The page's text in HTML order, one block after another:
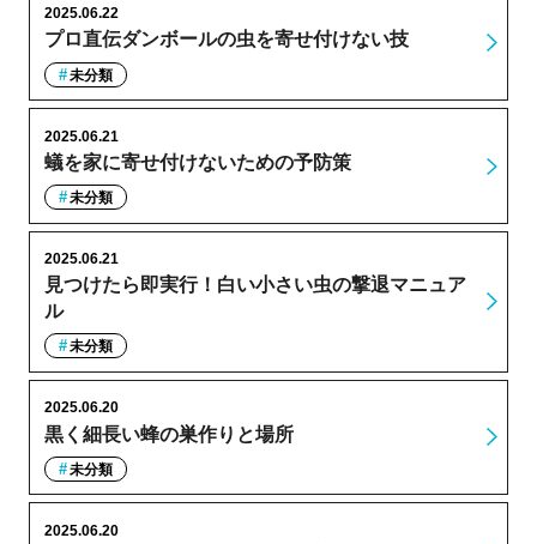
プロ直伝ダンボールの虫を寄せ付けない技
2025.06.22
未分類
蟻を家に寄せ付けないための予防策
2025.06.21
未分類
見つけたら即実行！白い小さい虫の撃退マニュア
ル
2025.06.21
未分類
黒く細長い蜂の巣作りと場所
2025.06.20
未分類
2025.06.20